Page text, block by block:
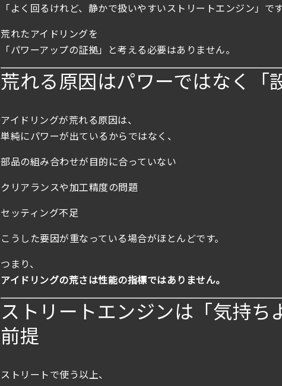
「よく回るけれど、静かで扱いやすいストリートエンジン」で
荒れたアイドリングを
「パワーアップの証拠」と考える必要はありません。
荒れる原因はパワーではなく「
アイドリングが荒れる原因は、
単純にパワーが出ているからではなく、
部品の組み合わせが目的に合っていない
クリアランスや加工精度の問題
セッティング不足
こうした要因が重なっている場合がほとんどです。
つまり、
アイドリングの荒さは性能の指標ではありません。
ストリートエンジンは「気持ち
前提
ストリートで使う以上、